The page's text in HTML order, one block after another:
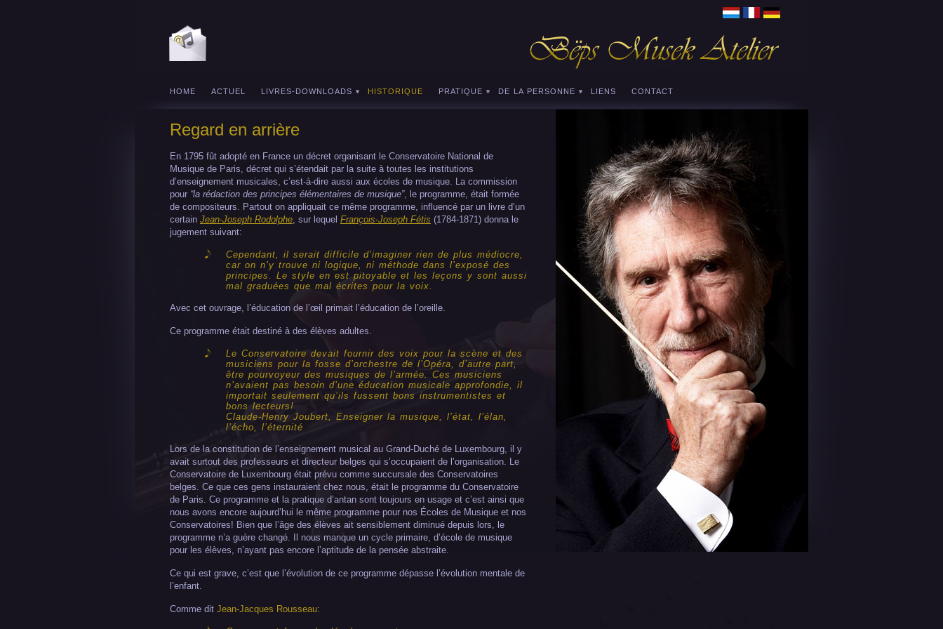
HOME ACTUEL LIVRES-DOWNLOADS HISTORIQUE PRATIQUE DE LA PERSONNE LIENS CONTACT
Regard en arrière
En 1795 fût adopté en France un décret organisant le Conservatoire National de
Musique de Paris, décret qui s’étendait par la suite à toutes les institutions
d’enseignement musicales, c’est-à-dire aussi aux écoles de musique. La commission
pour “la rédaction des principes élémentaires de musique”, le programme, était formée
de compositeurs. Partout on appliquait ce même programme, influencé par un livre d’un
certain Jean-Joseph Rodolphe, sur lequel François-Joseph Fétis (1784-1871) donna le
jugement suivant:
Cependant, il serait difficile d’imaginer rien de plus médiocre,
car on n’y trouve ni logique, ni méthode dans l’exposé des
principes. Le style en est pitoyable et les leçons y sont aussi
mal graduées que mal écrites pour la voix.
Avec cet ouvrage, l’éducation de l’œil primait l’éducation de l’oreille.
Ce programme était destiné à des élèves adultes.
Le Conservatoire devait fournir des voix pour la scène et des
musiciens pour la fosse d’orchestre de l’Opéra, d’autre part,
être pourvoyeur des musiques de l’armée. Ces musiciens
n’avaient pas besoin d’une éducation musicale approfondie, il
importait seulement qu’ils fussent bons instrumentistes et
bons lecteurs!
Claude-Henry Joubert, Enseigner la musique, l’état, l’élan,
l’écho, l’éternité
Lors de la constitution de l’enseignement musical au Grand-Duché de Luxembourg, il y
avait surtout des professeurs et directeur belges qui s’occupaient de l’organisation. Le
Conservatoire de Luxembourg était prévu comme succursale des Conservatoires
belges. Ce que ces gens instauraient chez nous, était le programme du Conservatoire
de Paris. Ce programme et la pratique d’antan sont toujours en usage et c’est ainsi que
nous avons encore aujourd’hui le même programme pour nos Écoles de Musique et nos
Conservatoires! Bien que l’âge des élèves ait sensiblement diminué depuis lors, le
programme n’a guère changé. Il nous manque un cycle primaire, d’école de musique
pour les élèves, n’ayant pas encore l’aptitude de la pensée abstraite.
Ce qui est grave, c’est que l’évolution de ce programme dépasse l’évolution mentale de
l’enfant.
Comme dit Jean-Jacques Rousseau: